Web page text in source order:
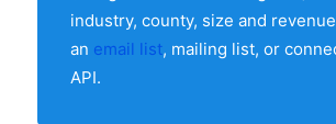
industry, county, size and
an email list, mailing list, or
API.